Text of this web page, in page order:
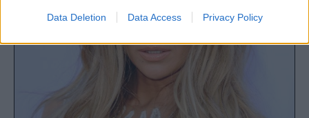
Data Deletion Data Access Privacy Policy